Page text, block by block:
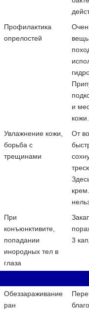
Профилактика
опрелостей
и
кожи.
Увлажнение кожи,
борьба с
трещинами
От
При
конъюнктивите,
попадании
инородных тел в
глаза
3
Обеззараживание
ран